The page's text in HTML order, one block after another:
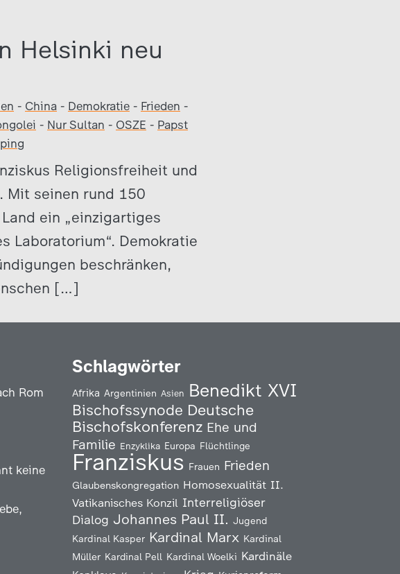
Helsinki neu
- China - Demokratie - Frieden -
- Nur Sultan - OSZE - Papst
Religionsfreiheit und
Mit seinen rund 150
ein „einzigartiges
Laboratorium“. Demokratie
beschränken,
[…]
Rom
keine
Schlagwörter
Afrika Argentinien Asien Benedikt XVI
Bischofssynode Deutsche
Bischofskonferenz Ehe und
Familie Enzyklika Europa Flüchtlinge
Franziskus Frauen Frieden
Glaubenskongregation Homosexualität II.
Vatikanisches Konzil Interreligiöser
Dialog Johannes Paul II. Jugend
Kardinal Kasper Kardinal Marx Kardinal
Müller Kardinal Pell Kardinal Woelki Kardinäle